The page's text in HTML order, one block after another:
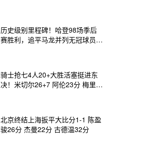
历史级别里程碑！哈登98场季后
赛胜利，追平马龙并列无冠球员历
骑士抢七4人20+大胜活塞挺进东
决！米切尔26+7 阿伦23分 梅里尔
北京终结上海扳平大比分1-1 陈盈
骏26分 杰曼22分 古德温32分